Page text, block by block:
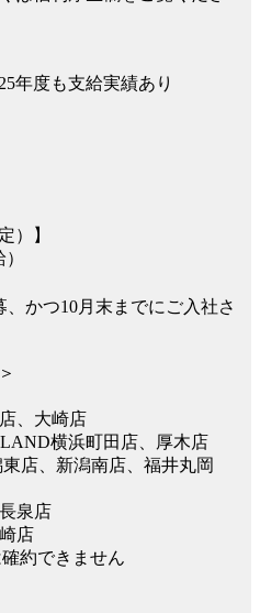
年度も支給実績あり
）】
かつ10月末までにご入社さ
、大崎店
横浜町田店、厚木店
店、新潟南店、福井丸岡
泉店
店
約できません